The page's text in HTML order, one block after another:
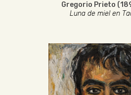
Gregorio Prieto
Luna de miel en